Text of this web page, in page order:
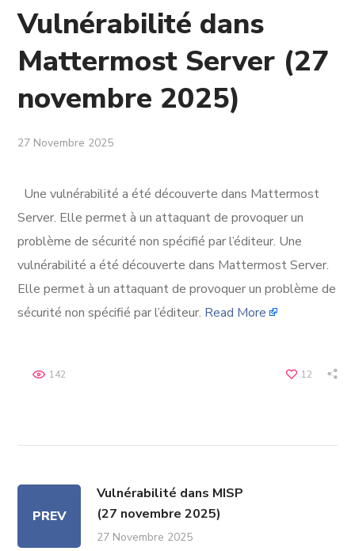
Vulnérabilité dans
Mattermost Server (27
novembre 2025)
27 Novembre 2025
Une vulnérabilité a été découverte dans Mattermost
Server. Elle permet à un attaquant de provoquer un
problème de sécurité non spécifié par l’éditeur. Une
vulnérabilité a été découverte dans Mattermost Server.
Elle permet à un attaquant de provoquer un problème de
sécurité non spécifié par l’éditeur. Read More
12
142
PREV
Vulnérabilité dans MISP
(27 novembre 2025)
27 Novembre 2025